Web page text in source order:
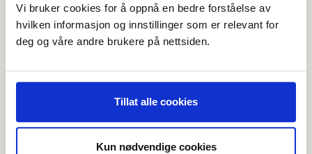
Vi bruker cookies for å oppnå en bedre forståelse av
hvilken informasjon og innstillinger som er relevant for
deg og våre andre brukere på nettsiden.
Tillat alle cookies
Kun nødvendige cookies